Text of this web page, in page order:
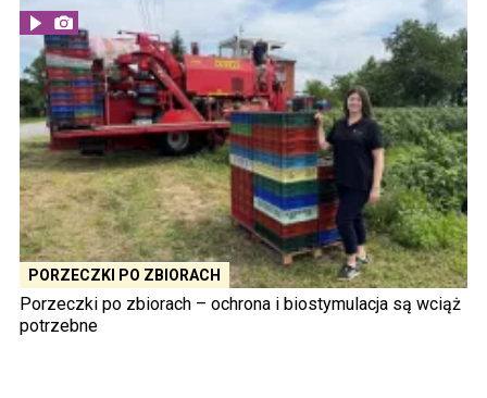
PORZECZKI PO ZBIORACH
Porzeczki po zbiorach – ochrona i biostymulacja są wciąż
potrzebne